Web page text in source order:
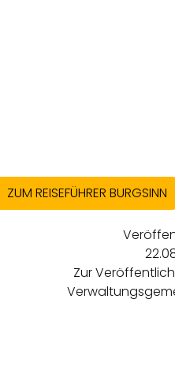
ZUM REISEFÜHRER BURGSINN
Zur